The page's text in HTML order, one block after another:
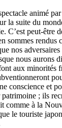
animé
la suite du
C’est peut-être
sommes rendus
nos adversaires
nous aurons
aux minorités
conscience et
; ils
comme à la
le touriste